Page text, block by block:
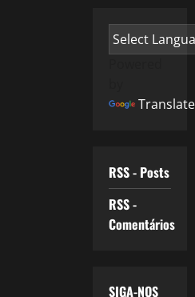
Translate
RSS - Posts
RSS -
Comentários
SIGA-NOS